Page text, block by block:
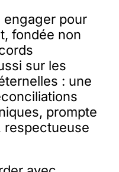
engager pour
fondée non
sur les
: une
prompte
respectueuse